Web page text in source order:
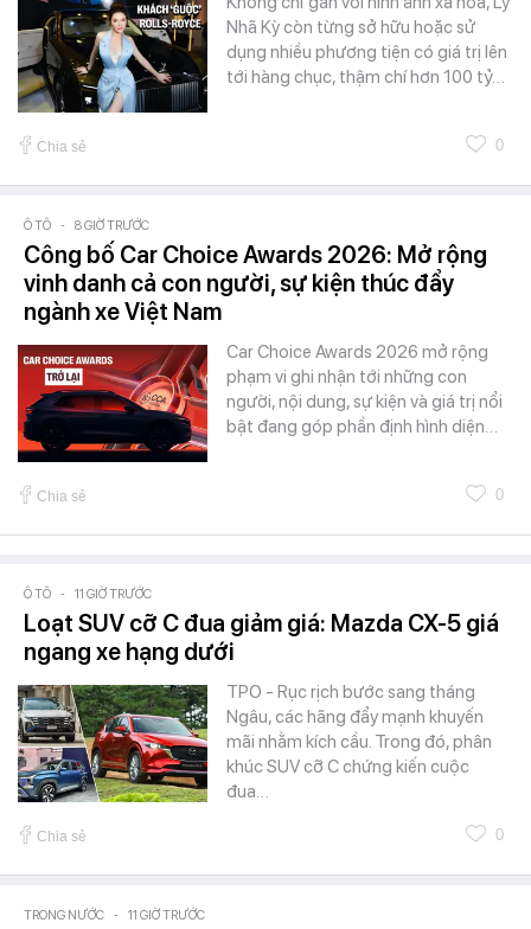
Nhã Kỳ còn từng sở hữu hoặc sử
dụng nhiều phương tiện có giá trị lên
tới hàng chục, thậm chí hơn 100 tỷ…
Chia sẻ 0
Ô TÔ - 8 GIỜ TRƯỚC
Công bố Car Choice Awards 2026: Mở rộng
vinh danh cả con người, sự kiện thúc đẩy
ngành xe Việt Nam
Car Choice Awards 2026 mở rộng
phạm vi ghi nhận tới những con
người, nội dung, sự kiện và giá trị nổi
bật đang góp phần định hình diện…
Chia sẻ 0
Ô TÔ - 11 GIỜ TRƯỚC
Loạt SUV cỡ C đua giảm giá: Mazda CX-5 giá
ngang xe hạng dưới
TPO - Rục rịch bước sang tháng
Ngâu, các hãng đẩy mạnh khuyến
mãi nhằm kích cầu. Trong đó, phân
khúc SUV cỡ C chứng kiến cuộc
đua…
Chia sẻ 0
TRONG NƯỚC - 11 GIỜ TRƯỚC